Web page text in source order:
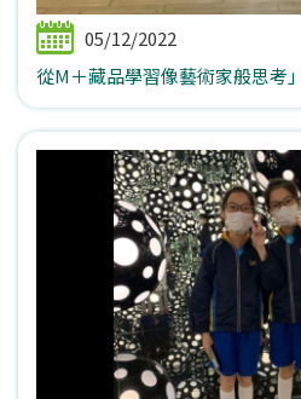
05/12/2022
從M＋藏品學習像藝術家般思考